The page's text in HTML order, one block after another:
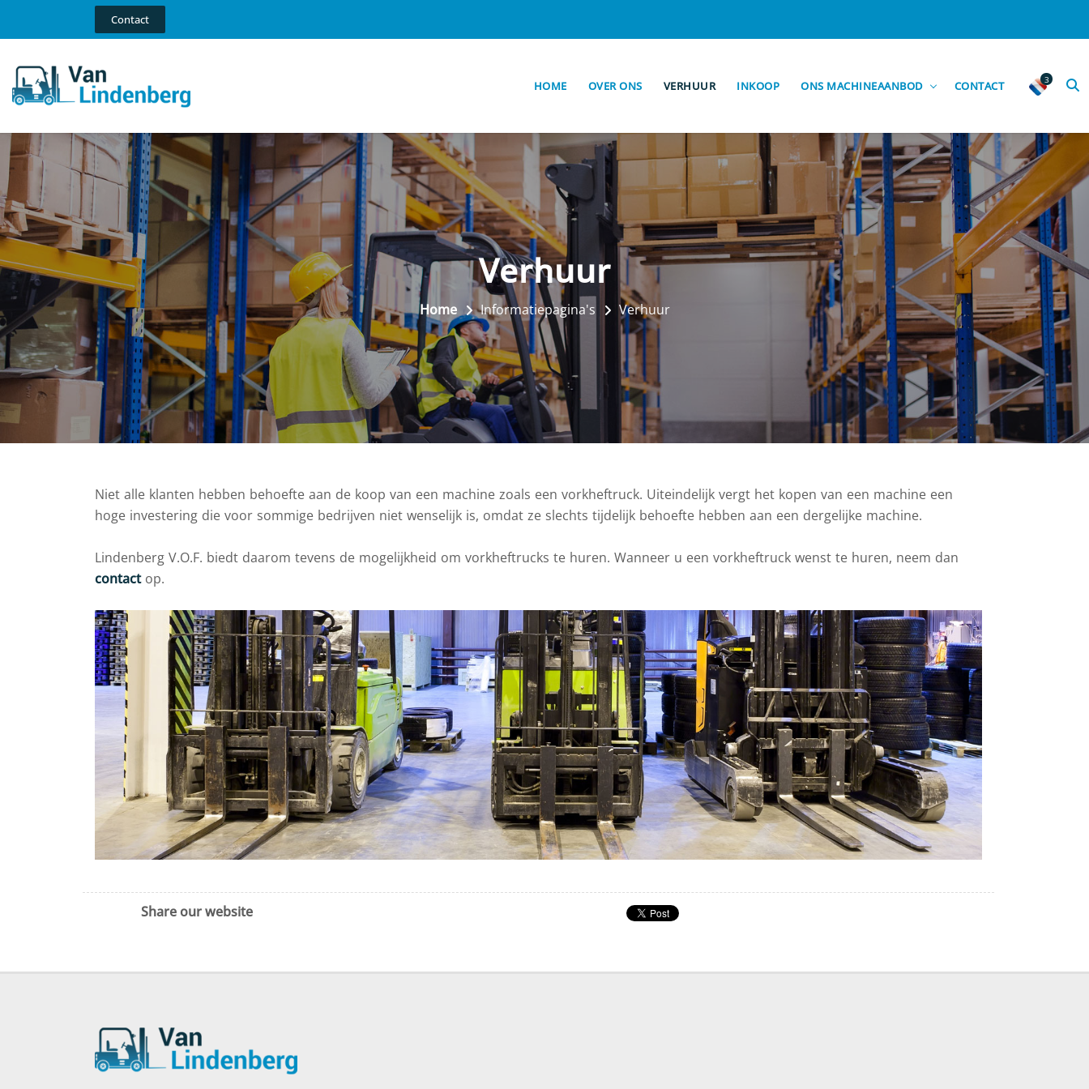
Contact
HOME OVER ONS VERHUUR INKOOP ONS MACHINEAANBOD CONTACT 3
Verhuur
Home Informatiepagina's Verhuur
Niet alle klanten hebben behoefte aan de koop van een machine zoals een vorkheftruck. Uiteindelijk vergt het kopen van een machine een
hoge investering die voor sommige bedrijven niet wenselijk is, omdat ze slechts tijdelijk behoefte hebben aan een dergelijke machine.
Lindenberg V.O.F. biedt daarom tevens de mogelijkheid om vorkheftrucks te huren. Wanneer u een vorkheftruck wenst te huren, neem dan
contactop.
Share our website